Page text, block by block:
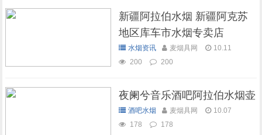
新疆阿拉伯水烟 新疆阿克苏
地区库车市水烟专卖店
水烟资讯 麦烟具网
10.11
200
200
夜阑兮音乐酒吧阿拉伯水烟壶
酒吧水烟 麦烟具网
10.07
178
178